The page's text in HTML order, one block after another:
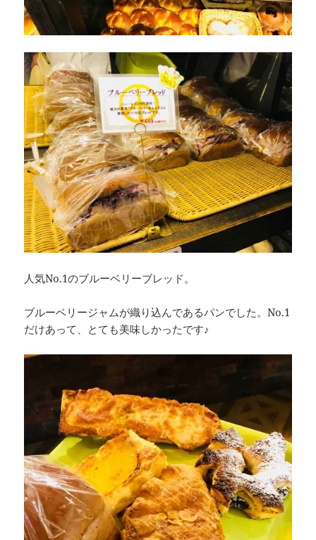
人気No.1のブルーベリーブレッド。
ブルーベリージャムが織り込んであるパンでした。No.1
だけあって、とても美味しかったです♪